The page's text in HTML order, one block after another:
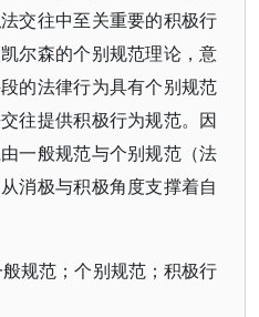
交往中至关重要的积极行
尔森的个别规范理论，意
的法律行为具有个别规范
往提供积极行为规范。因
一般规范与个别规范（法
消极与积极角度支撑着自
规范；个别规范；积极行